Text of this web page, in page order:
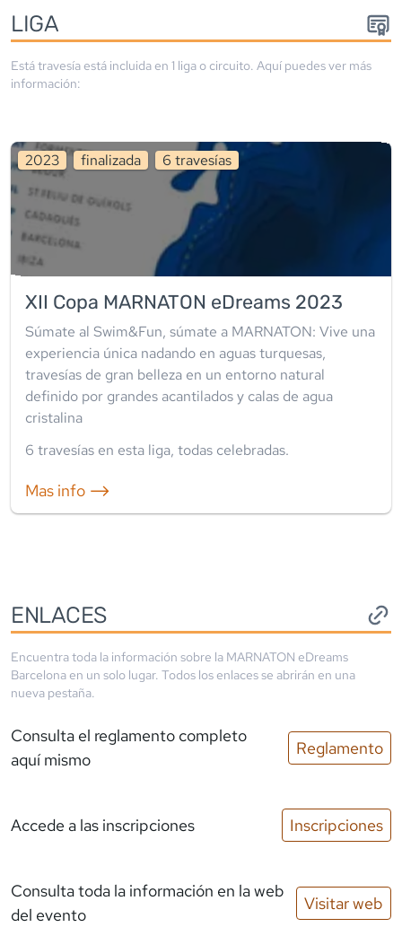
LIGA
Está travesía está incluida en 1 liga o circuito. Aquí puedes ver más
información:
2023 finalizada 6 travesías
XII Copa MARNATON eDreams 2023
Súmate al Swim&Fun, súmate a MARNATON: Vive una
experiencia única nadando en aguas turquesas,
travesías de gran belleza en un entorno natural
definido por grandes acantilados y calas de agua
cristalina
6 travesías en esta liga, todas celebradas.
Mas info ⟶
ENLACES
Encuentra toda la información sobre la MARNATON eDreams
Barcelona en un solo lugar. Todos los enlaces se abrirán en una
nueva pestaña.
Consulta el reglamento completo
aquí mismo
Reglamento
Accede a las inscripciones Inscripciones
Consulta toda la información en la web
del evento
Visitar web